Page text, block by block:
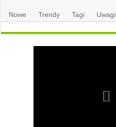
Nowe Trendy Tagi Uwagi